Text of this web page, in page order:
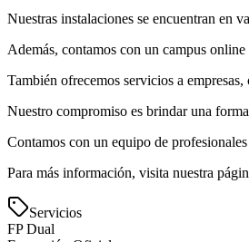
Nuestras instalaciones se encuentran en
Además, contamos con un campus
También ofrecemos servicios a
Nuestro compromiso es brindar una
Contamos con un equipo de
Para más información, visita nuestra
Servicios
FP Dual